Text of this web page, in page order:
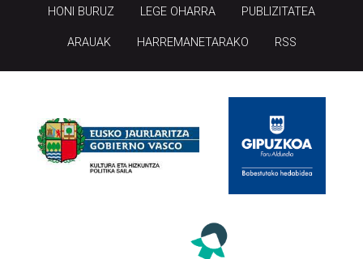
HONI BURUZ LEGE OHARRA PUBLIZITATEA
ARAUAK HARREMANETARAKO RSS